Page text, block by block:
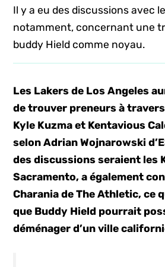
Il y a eu des discussions avec
notamment, concernant une
buddy Hield comme noyau.
Les Lakers de Los Angeles
de trouver preneurs à
Kyle Kuzma et Kentavious
selon Adrian Wojnarowski
des discussions seraient les
Sacramento, a également
Charania de The Athletic, ce
que Buddy Hield pourrait
déménager d’un ville